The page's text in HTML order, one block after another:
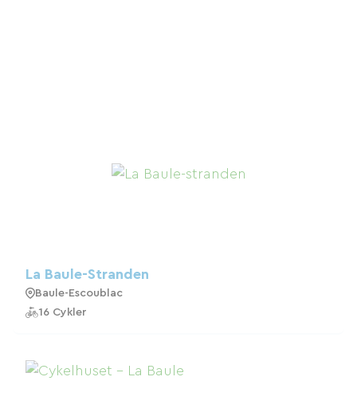
La Baule-Stranden
Baule-Escoublac
16 Cykler